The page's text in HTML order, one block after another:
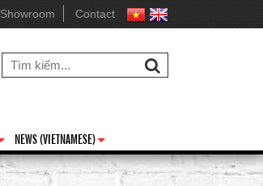
Showroom Contact
+ +
NEWS (VIETNAMESE)